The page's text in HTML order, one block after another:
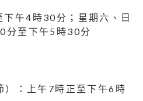
午4時30分；星期六、日
分至下午5時30分
：上午7時正至下午6時